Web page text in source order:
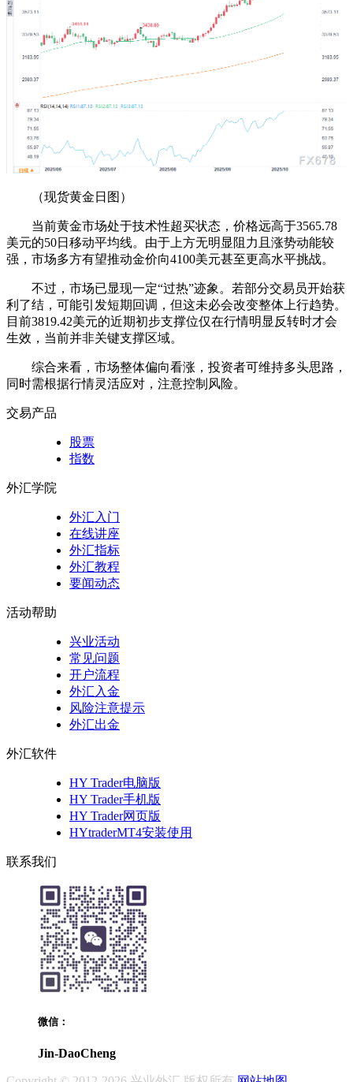
（现货黄金日图）
当前黄金市场处于技术性超买状态，价格远高于3565.78
美元的50日移动平均线。由于上方无明显阻力且涨势动能较
强，市场多方有望推动金价向4100美元甚至更高水平挑战。
不过，市场已显现一定“过热”迹象。若部分交易员开始获
利了结，可能引发短期回调，但这未必会改变整体上行趋势。
目前3819.42美元的近期初步支撑位仅在行情明显反转时才会
生效，当前并非关键支撑区域。
综合来看，市场整体偏向看涨，投资者可维持多头思路，
同时需根据行情灵活应对，注意控制风险。
交易产品
股票
指数
外汇学院
外汇入门
在线讲座
外汇指标
外汇教程
要闻动态
活动帮助
兴业活动
常见问题
开户流程
外汇入金
风险注意提示
外汇出金
外汇软件
HY Trader电脑版
HY Trader手机版
HY Trader网页版
HYtraderMT4安装使用
联系我们
微信：
Jin-DaoCheng